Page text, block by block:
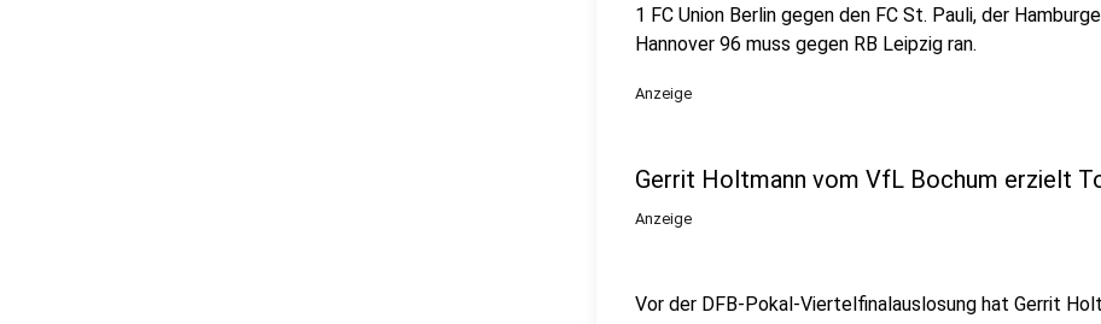
1 FC Union Berlin gegen den FC St. Pauli, der
Hannover 96 muss gegen RB Leipzig ran.
Anzeige
Gerrit Holtmann vom VfL Bochum erzielt
Anzeige
Vor der DFB-Pokal-Viertelfinalauslosung hat Gerrit